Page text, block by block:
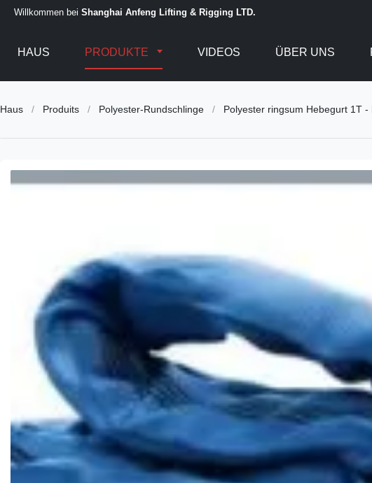
Willkommen bei Shanghai Anfeng Lifting & Rigging LTD.
HAUS PRODUKTE VIDEOS ÜBER UNS
Haus / Produits / Polyester-Rundschlinge / Polyester ringsum Hebegurt 1T